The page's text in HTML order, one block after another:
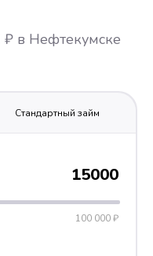
в Нефтекумске
Стандартный займ
15000
100 000 ₽